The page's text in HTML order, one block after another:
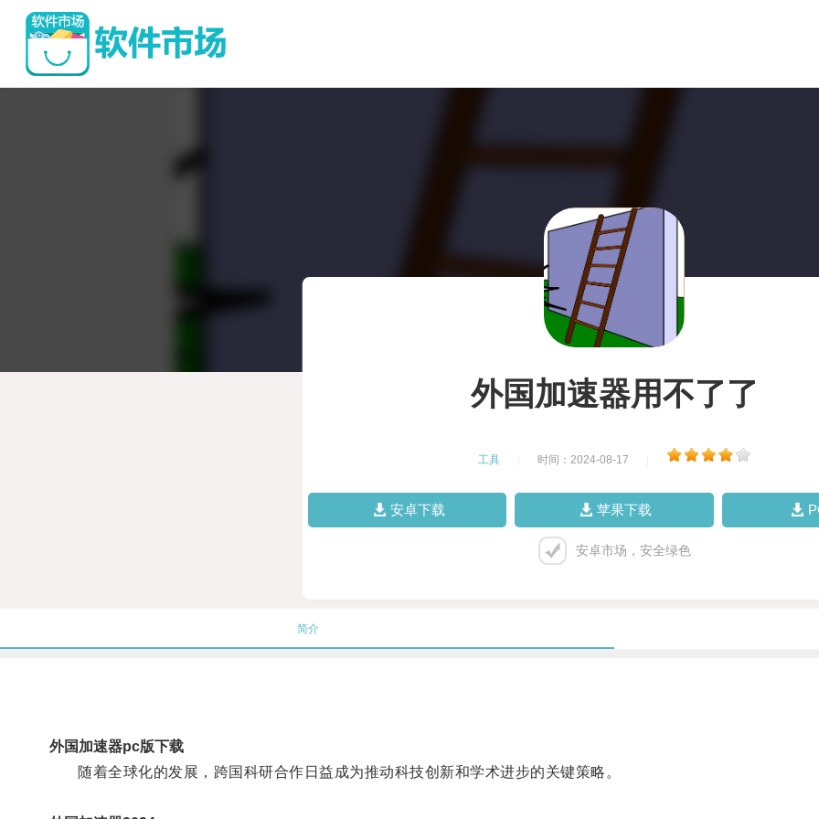
外国加速器用不了了
工具 时间：2024-08-17
安卓下载 苹果下载
安卓市场，安全绿色
简介
外国加速器pc版下载
随着全球化的发展，跨国科研合作日益成为推动科技创新和学术进步的关键策略。